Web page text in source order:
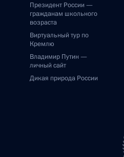
Президент России —
гражданам школьного
возраста
Виртуальный тур по
Кремлю
Владимир Путин —
личный сайт
Дикая природа России